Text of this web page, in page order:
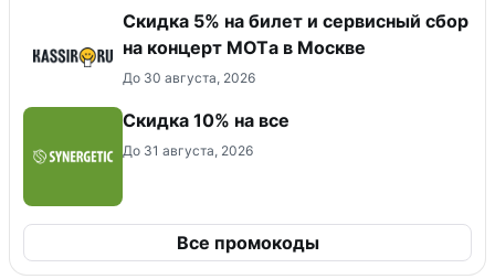
Скидка 5% на билет и сервисный сбор
на концерт MOTа в Москве
До 30 августа, 2026
Скидка 10% на все
До 31 августа, 2026
Все промокоды